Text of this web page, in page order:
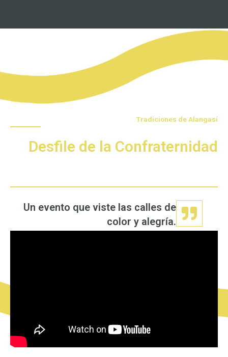
Tradiciones de Alangasí
Desfile de la Confraternidad
Un evento que viste las calles de
color y alegría.